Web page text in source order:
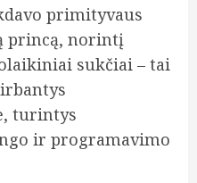
primityvaus
princą, norintį
sukčiai – tai
turintys
ir programavimo